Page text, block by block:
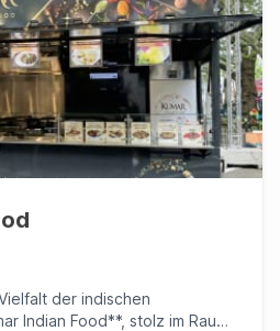
der indischen
Indian Food**, stolz im Raum